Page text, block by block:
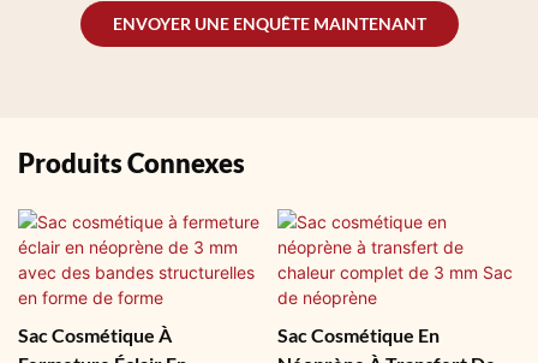
ENVOYER UNE ENQUÊTE MAINTENANT
Produits Connexes
Sac Cosmétique À
Sac Cosmétique En